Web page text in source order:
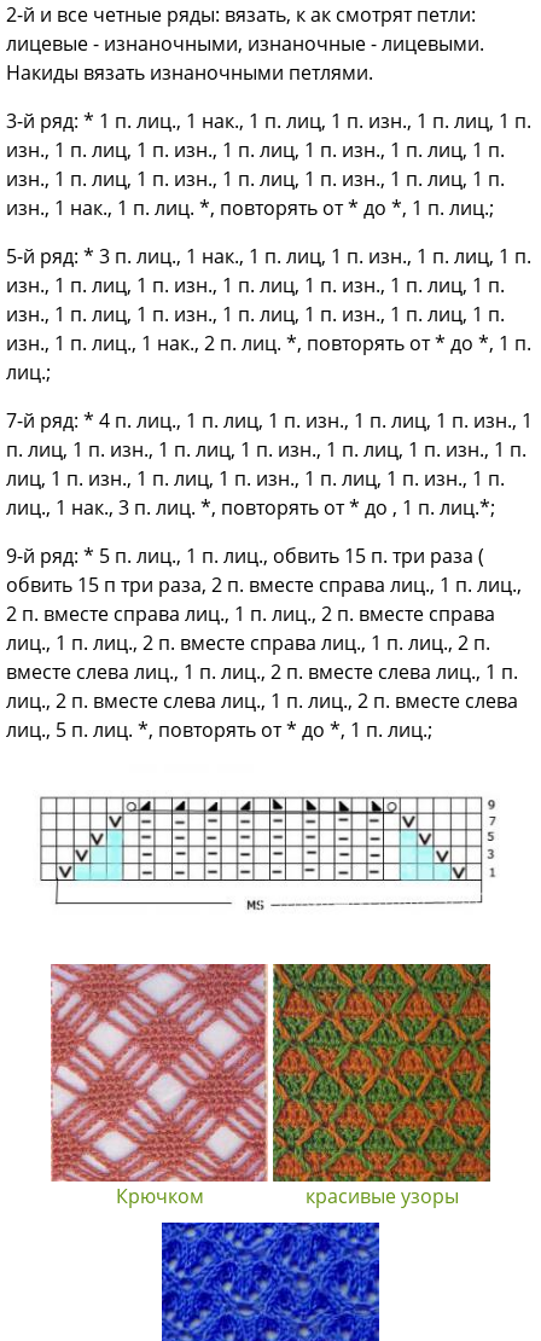
2-й и все четные ряды: вязать, к ак смотрят петли:
лицевые - изнаночными, изнаночные - лицевыми.
Накиды вязать изнаночными петлями.
3-й ряд: * 1 п. лиц., 1 нак., 1 п. лиц, 1 п. изн., 1 п. лиц, 1 п.
изн., 1 п. лиц, 1 п. изн., 1 п. лиц, 1 п. изн., 1 п. лиц, 1 п.
изн., 1 п. лиц, 1 п. изн., 1 п. лиц, 1 п. изн., 1 п. лиц, 1 п.
изн., 1 нак., 1 п. лиц. *, повторять от * до *, 1 п. лиц.;
5-й ряд: * 3 п. лиц., 1 нак., 1 п. лиц, 1 п. изн., 1 п. лиц, 1 п.
изн., 1 п. лиц, 1 п. изн., 1 п. лиц, 1 п. изн., 1 п. лиц, 1 п.
изн., 1 п. лиц, 1 п. изн., 1 п. лиц, 1 п. изн., 1 п. лиц, 1 п.
изн., 1 п. лиц., 1 нак., 2 п. лиц. *, повторять от * до *, 1 п.
лиц.;
7-й ряд: * 4 п. лиц., 1 п. лиц, 1 п. изн., 1 п. лиц, 1 п. изн., 1
п. лиц, 1 п. изн., 1 п. лиц, 1 п. изн., 1 п. лиц, 1 п. изн., 1 п.
лиц, 1 п. изн., 1 п. лиц, 1 п. изн., 1 п. лиц, 1 п. изн., 1 п.
лиц., 1 нак., 3 п. лиц. *, повторять от * до , 1 п. лиц.*;
9-й ряд: * 5 п. лиц., 1 п. лиц., обвить 15 п. три раза (
обвить 15 п три раза, 2 п. вместе справа лиц., 1 п. лиц.,
2 п. вместе справа лиц., 1 п. лиц., 2 п. вместе справа
лиц., 1 п. лиц., 2 п. вместе справа лиц., 1 п. лиц., 2 п.
вместе слева лиц., 1 п. лиц., 2 п. вместе слева лиц., 1 п.
лиц., 2 п. вместе слева лиц., 1 п. лиц., 2 п. вместе слева
лиц., 5 п. лиц. *, повторять от * до *, 1 п. лиц.;
Крючком красивые узоры